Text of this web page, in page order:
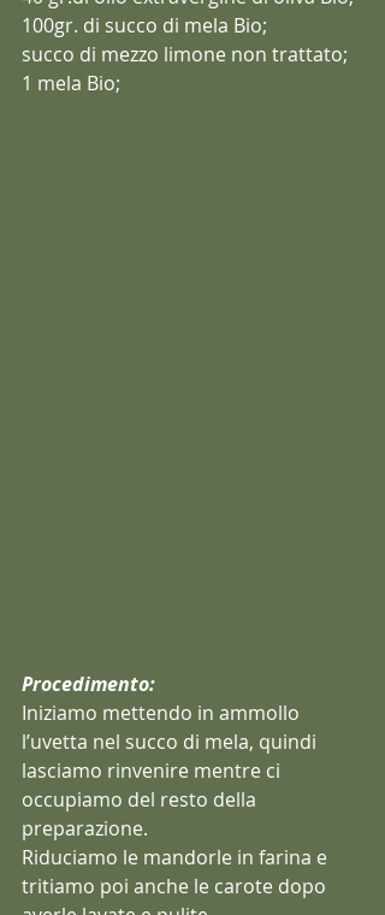
100gr. di succo di mela Bio;
succo di mezzo limone non trattato;
1 mela Bio;
Procedimento:
Iniziamo mettendo in ammollo
l’uvetta nel succo di mela, quindi
lasciamo rinvenire mentre ci
occupiamo del resto della
preparazione.
Riduciamo le mandorle in farina e
tritiamo poi anche le carote dopo